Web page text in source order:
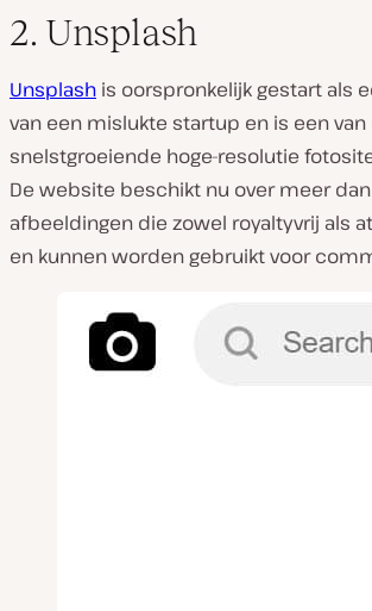
2. Unsplash
Unsplash is oorspronkelijk gestart als
van een mislukte startup en is een van
snelstgroeiende hoge-resolutie
De website beschikt nu over meer
afbeeldingen die zowel royaltyvrij als
en kunnen worden gebruikt voor